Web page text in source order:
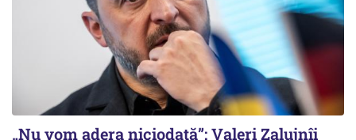
„Nu vom adera niciodată”: Valeri Zalujnîi